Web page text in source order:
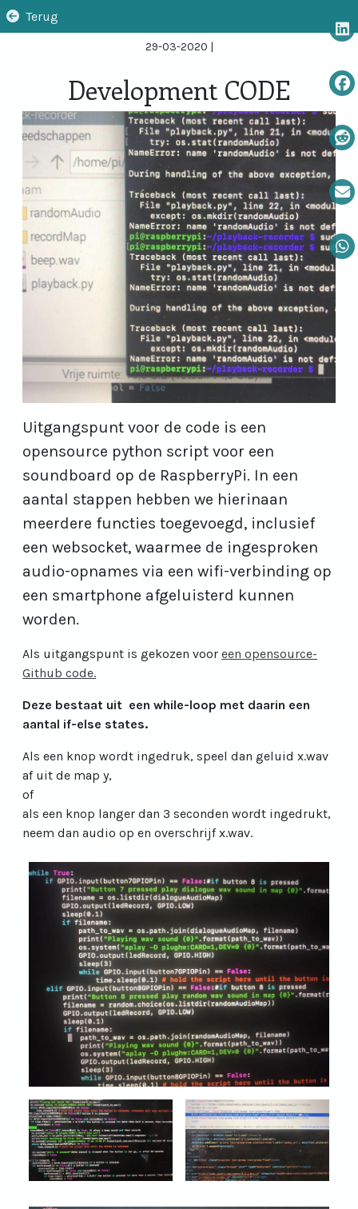
Terug
29-03-2020 |
Development CODE
Uitgangspunt voor de code is een
opensource python script voor een
soundboard op de RaspberryPi. In een
aantal stappen hebben we hierinaan
meerdere functies toegevoegd, inclusief
een websocket, waarmee de ingesproken
audio-opnames via een wifi-verbinding op
een smartphone afgeluisterd kunnen
worden.
Als uitgangspunt is gekozen vooreen opensource-
Github code.
Deze bestaat uit een while-loop met daarin een
aantal if-else states.
Als een knop wordt ingedruk, speel dan geluid x.wav
af uit de map y,
of
als een knop langer dan 3 seconden wordt ingedrukt,
neem dan audio op en overschrijf x.wav.